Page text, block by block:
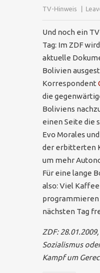
TV-Hinweis
Und noch ein
Tag: Im ZDF
aktuelle
Bolivien
Korrespondent
die
Boliviens
einen Seite die
Evo Morales
der erbitterten
um mehr
Für eine lange
also: Viel
nächsten Tag
ZDF:
Sozialismus
Kampf um